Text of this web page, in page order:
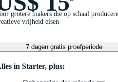
grotere makers die op schaal
vrijheid eisen
7 dagen gratis proefperiode
in Starter, plus: